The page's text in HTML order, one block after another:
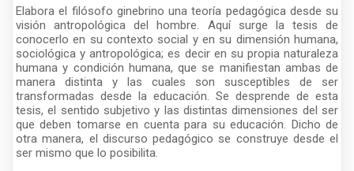
Elabora el filósofo ginebrino una teoría pedagógica desde su
visión antropológica del hombre. Aquí surge la tesis de
conocerlo en su contexto social y en su dimensión humana,
sociológica y antropológica; es decir en su propia naturaleza
humana y condición humana, que se manifiestan ambas de
manera distinta y las cuales son susceptibles de ser
transformadas desde la educación. Se desprende de esta
tesis, el sentido subjetivo y las distintas dimensiones del ser
que deben tomarse en cuenta para su educación. Dicho de
otra manera, el discurso pedagógico se construye desde el
ser mismo que lo posibilita.